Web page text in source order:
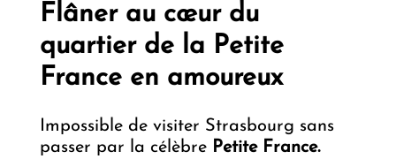
Flâner au cœur du
quartier de la Petite
France en amoureux
Impossible de visiter Strasbourg sans
passer par la célèbre Petite France.